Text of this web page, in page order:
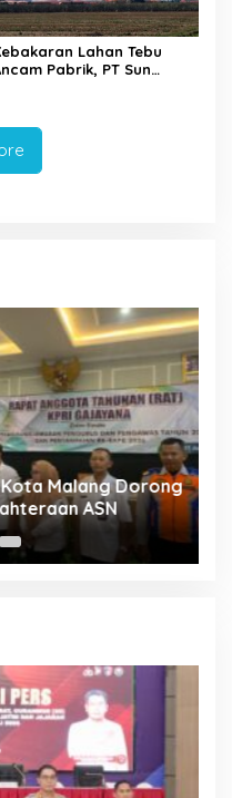
Lahan Tebu
Pabrik, PT Sun
Kota Malang Dorong
ASN